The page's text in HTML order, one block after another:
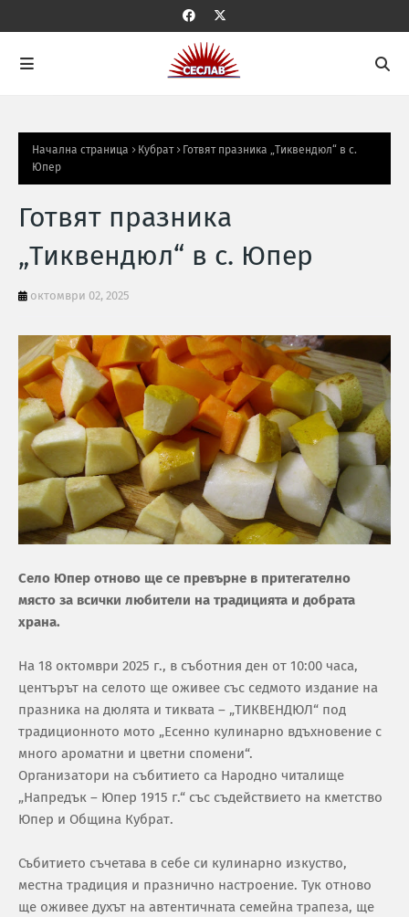
Начална страница Кубрат
Готвят празника „Тиквендюл“ в с.
Юпер
Готвят празника
„Тиквендюл“ в с. Юпер
октомври 02, 2025
Село Юпер отново ще се превърне в притегателно
място за всички любители на традицията и добрата
храна.
На 18 октомври 2025 г., в съботния ден от 10:00 часа,
центърът на селото ще оживее със седмото издание на
празника на дюлята и тиквата – „ТИКВЕНДЮЛ“ под
традиционното мото „Есенно кулинарно вдъхновение с
много ароматни и цветни спомени“.
Организатори на събитието са Народно читалище
„Напредък – Юпер 1915 г.“ със съдействието на кметство
Юпер и Община Кубрат.
Събитието съчетава в себе си кулинарно изкуство,
местна традиция и празнично настроение. Тук отново
ще оживее духът на автентичната семейна трапеза, ще